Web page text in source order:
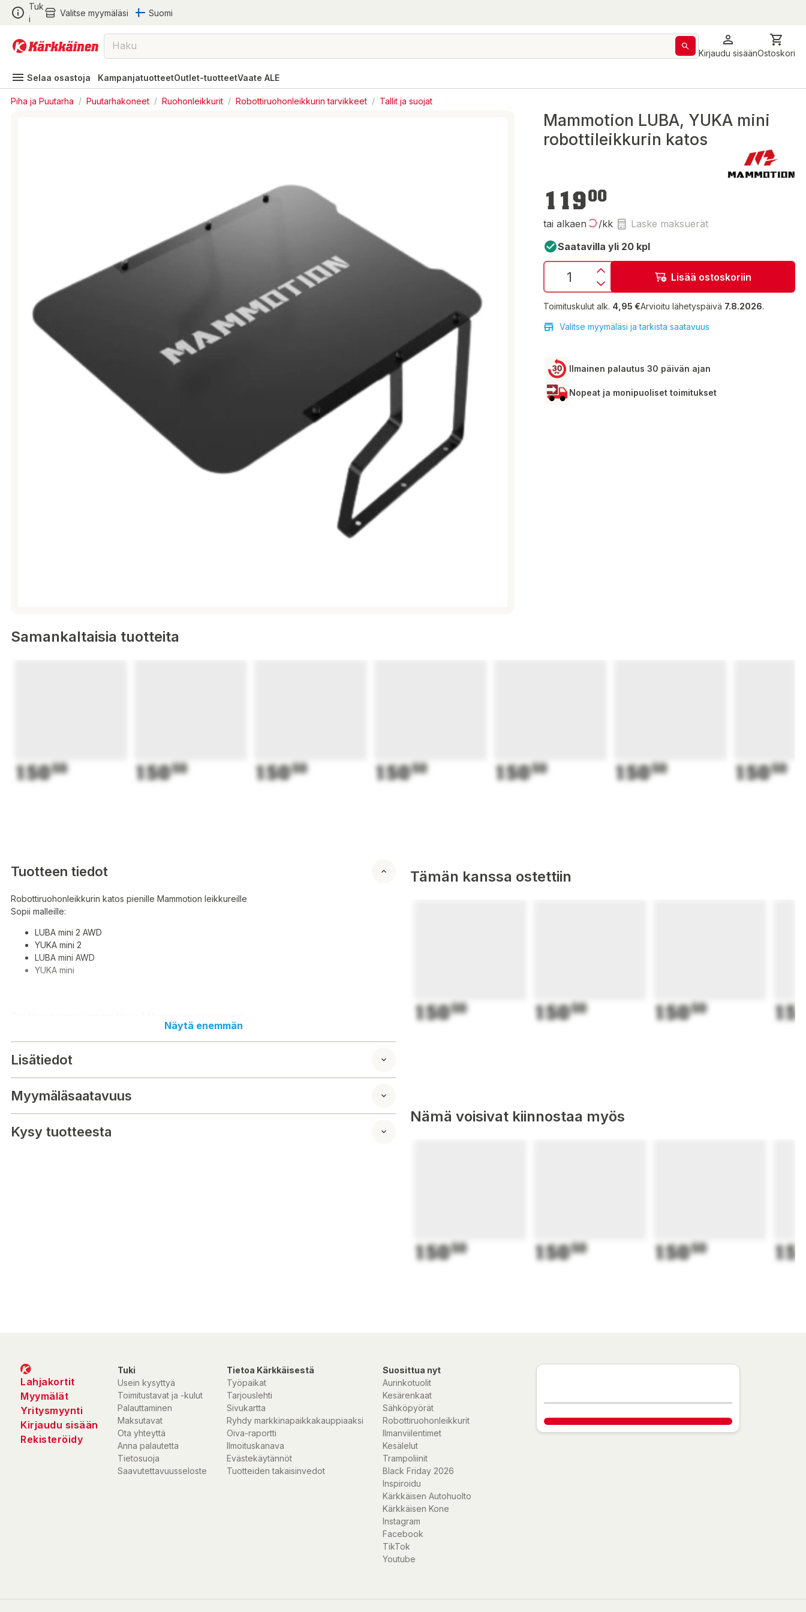
Tuk
i
Valitse myymäläsi Suomi
Kirjaudu sisäänOstoskori
Selaa osastoja KampanjatuotteetOutlet-tuotteetVaate ALE
Piha ja Puutarha / Puutarhakoneet / Ruohonleikkurit / Robottiruohonleikkurin tarvikkeet / Tallit ja suojat
Mammotion LUBA, YUKA mini
robottileikkurin katos
119,00 €
11900
tai alkaen /kk
Laske maksuerät
Saatavilla yli 20 kpl
Lisää ostoskoriin
Toimituskulut alk. 4,95 €Arvioitu lähetyspäivä 7.8.2026.
Valitse myymäläsi ja tarkista saatavuus
Ilmainen palautus 30 päivän ajan
Nopeat ja monipuoliset toimitukset
Samankaltaisia tuotteita
15050 15050 15050 15050 15050 15050 15050
Tuotteen tiedot
Robottiruohonleikkurin katos pienille Mammotion leikkureille
Sopii malleille:
LUBA mini 2 AWD
YUKA mini 2
LUBA mini AWD
YUKA mini
YUKA mini 2
LUBA mini AWD
Näytä enemmän
Lisätiedot
Myymäläsaatavuus
Kysy tuotteesta
Tämän kanssa ostettiin
15050 15050 15050
Nämä voisivat kiinnostaa myös
15050 15050 15050
Lahjakortit
Myymälät
Yritysmyynti
Kirjaudu sisään
Rekisteröidy
Tuki
Usein kysyttyä
Toimitustavat ja -kulut
Palauttaminen
Maksutavat
Ota yhteyttä
Anna palautetta
Tietosuoja
Saavutettavuusseloste
Tietoa Kärkkäisestä
Työpaikat
Tarjouslehti
Sivukartta
Ryhdy markkinapaikkakauppiaaksi
Oiva-raportti
Ilmoituskanava
Evästekäytännöt
Tuotteiden takaisinvedot
Suosittua nyt
Aurinkotuolit
Kesärenkaat
Sähköpyörät
Robottiruohonleikkurit
Ilmanviilentimet
Kesälelut
Trampoliinit
Black Friday 2026
Inspiroidu
Kärkkäisen Autohuolto
Kärkkäisen Kone
Instagram
Facebook
TikTok
Youtube